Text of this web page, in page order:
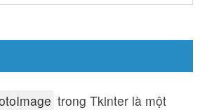
trong Tkinter là một